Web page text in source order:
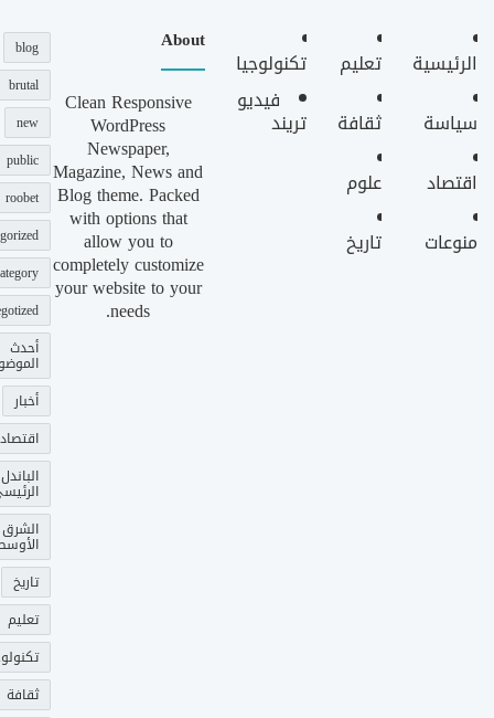
الرئيسية
سياسة
اقتصاد
منوعات
تعليم
ثقافة
علوم
تاريخ
تكنولوجيا
فيديو
تريند
About
Clean Responsive
WordPress
Newspaper,
Magazine, News and
Blog theme. Packed
with options that
allow you to
completely customize
your website to your
needs.
blog
brutal
new
public
roobet
أحدث
أخبار
اقتصاد
الباندل
الشرق
تاريخ
تعليم
ثقافة